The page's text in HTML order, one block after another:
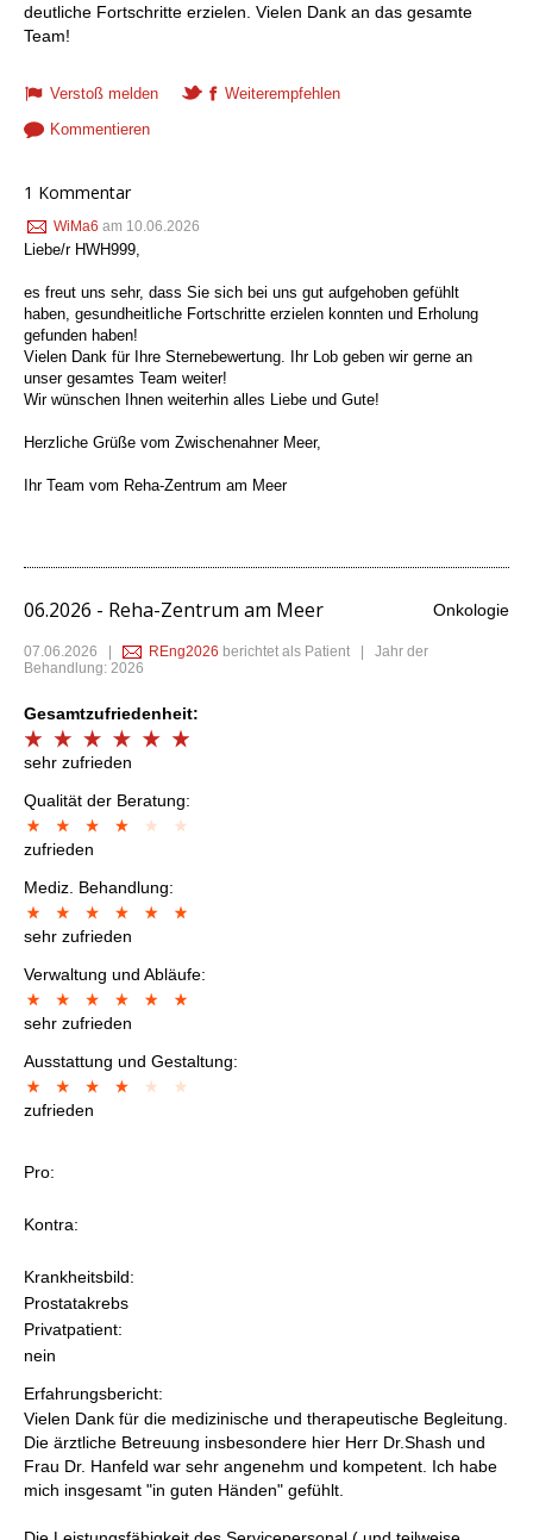
deutliche Fortschritte erzielen. Vielen Dank an das gesamte
Team!
Verstoß melden
Weiterempfehlen
Kommentieren
1 Kommentar
WiMa6 am 10.06.2026
Liebe/r HWH999,
es freut uns sehr, dass Sie sich bei uns gut aufgehoben gefühlt
haben, gesundheitliche Fortschritte erzielen konnten und Erholung
gefunden haben!
Vielen Dank für Ihre Sternebewertung. Ihr Lob geben wir gerne an
unser gesamtes Team weiter!
Wir wünschen Ihnen weiterhin alles Liebe und Gute!
Herzliche Grüße vom Zwischenahner Meer,
Ihr Team vom Reha-Zentrum am Meer
06.2026 - Reha-Zentrum am Meer Onkologie
07.06.2026 | REng2026 berichtet als Patient | Jahr der
Behandlung: 2026
Gesamtzufriedenheit:
sehr zufrieden
Qualität der Beratung:
zufrieden
Mediz. Behandlung:
sehr zufrieden
Verwaltung und Abläufe:
sehr zufrieden
Ausstattung und Gestaltung:
zufrieden
Pro:
Kontra:
Krankheitsbild:
Prostatakrebs
Privatpatient:
nein
Erfahrungsbericht:
Vielen Dank für die medizinische und therapeutische Begleitung.
Die ärztliche Betreuung insbesondere hier Herr Dr.Shash und
Frau Dr. Hanfeld war sehr angenehm und kompetent. Ich habe
mich insgesamt "in guten Händen" gefühlt.